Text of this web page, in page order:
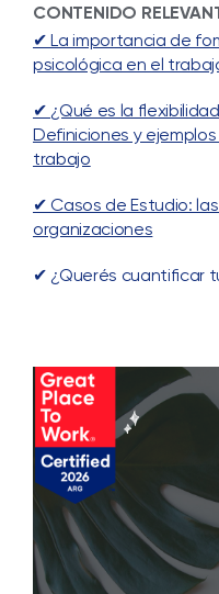
CONTENIDO
✔ La importancia de
psicológica en el
✔ ¿Qué es la
Definiciones y
trabajo
✔ Casos de Estudio:
organizaciones
✔ ¿Querés cuantificar